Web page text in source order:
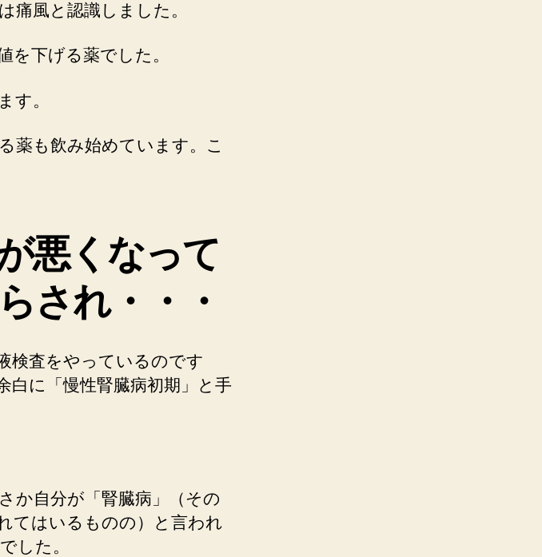
痛風と認識しました。
を下げる薬でした。
す。
薬も飲み始めています。こ
悪くなって
され・・・
検査をやっているのです
白に「慢性腎臓病初期」と手
か自分が「腎臓病」（その
てはいるものの）と言われ
した。